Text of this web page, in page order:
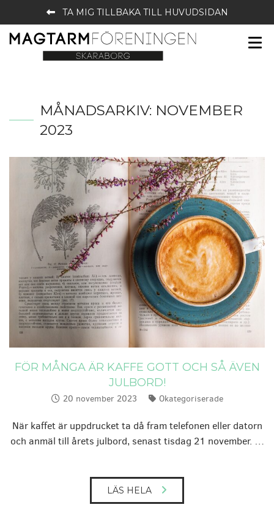
TA MIG TILLBAKA TILL HUVUDSIDAN
MÅNADSARKIV: NOVEMBER
2023
FÖR MÅNGA ÄR KAFFE GOTT OCH SÅ ÄVEN
JULBORD!
Publicerat:
20 november 2023 Kategorier:
Okategoriserade
När kaffet är uppdrucket ta då fram telefonen eller datorn
och anmäl till årets julbord, senast tisdag 21 november. …
LÄS HELA